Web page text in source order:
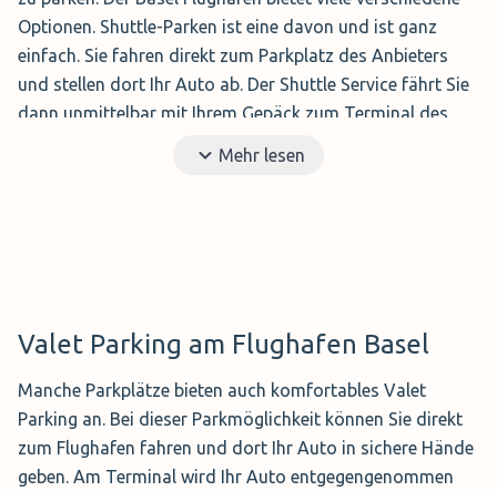
Optionen. Shuttle-Parken ist eine davon und ist ganz
einfach. Sie fahren direkt zum Parkplatz des Anbieters
und stellen dort Ihr Auto ab. Der Shuttle Service fährt Sie
dann unmittelbar mit Ihrem Gepäck zum Terminal des
Flughafens. Dort werden Sie nach Ihrer Ankunft wieder
Mehr lesen
Valet Parking am Flughafen Basel
Manche Parkplätze bieten auch komfortables Valet
Parking an. Bei dieser Parkmöglichkeit können Sie direkt
zum Flughafen fahren und dort Ihr Auto in sichere Hände
geben. Am Terminal wird Ihr Auto entgegengenommen